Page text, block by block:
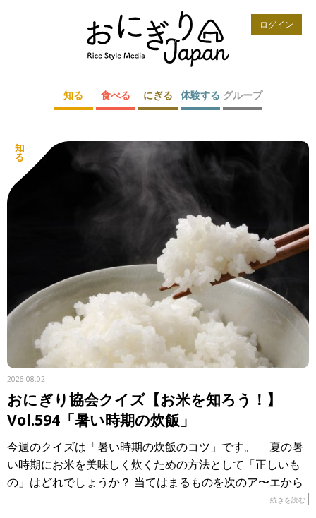
ログイン
知る 食べる にぎる 体験する グループ
2026.08.02
おにぎり協会クイズ【お米を知ろう！】
Vol.594「暑い時期の炊飯」
今週のクイズは「暑い時期の炊飯のコツ」です。 夏の暑
い時期にお米を美味しく炊くための方法として「正しいも
の」はどれでしょうか？ 当てはまるものを次のア〜エから
続きを読む